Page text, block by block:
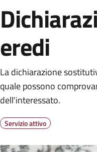
eredi
Dettagli
La dichiarazione
quale possono
dell'interessato.
Servizio attivo